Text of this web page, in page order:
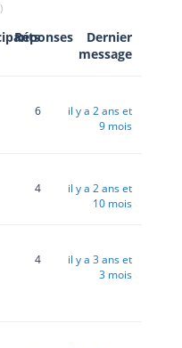
Réponses
Dernier
message
6
il y a 2 ans et
9 mois
4
il y a 2 ans et
10 mois
4
il y a 3 ans et
3 mois